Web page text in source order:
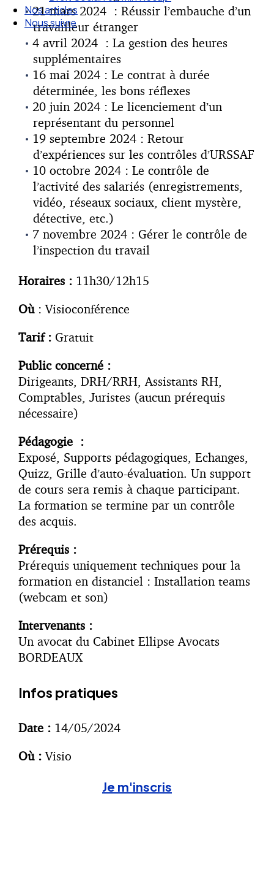
Nous suivre
21 mars 2024 : Réussir l’embauche d’un
travailleur étranger
4 avril 2024 : La gestion des heures
supplémentaires
16 mai 2024 : Le contrat à durée
déterminée, les bons réflexes
20 juin 2024 : Le licenciement d’un
représentant du personnel
19 septembre 2024 : Retour
d’expériences sur les contrôles d’URSSAF
10 octobre 2024 : Le contrôle de
l’activité des salariés (enregistrements,
vidéo, réseaux sociaux, client mystère,
détective, etc.)
7 novembre 2024 : Gérer le contrôle de
l’inspection du travail
Horaires : 11h30/12h15
Où : Visioconférence
Tarif : Gratuit
Public concerné :
Dirigeants, DRH/RRH, Assistants RH,
Comptables, Juristes (aucun prérequis
nécessaire)
Pédagogie :
Exposé, Supports pédagogiques, Echanges,
Quizz, Grille d’auto-évaluation. Un support
de cours sera remis à chaque participant.
La formation se termine par un contrôle
des acquis.
Prérequis :
Prérequis uniquement techniques pour la
formation en distanciel : Installation teams
(webcam et son)
Intervenants :
Un avocat du Cabinet Ellipse Avocats
BORDEAUX
Infos pratiques
Date : 14/05/2024
Où : Visio
Je m'inscris